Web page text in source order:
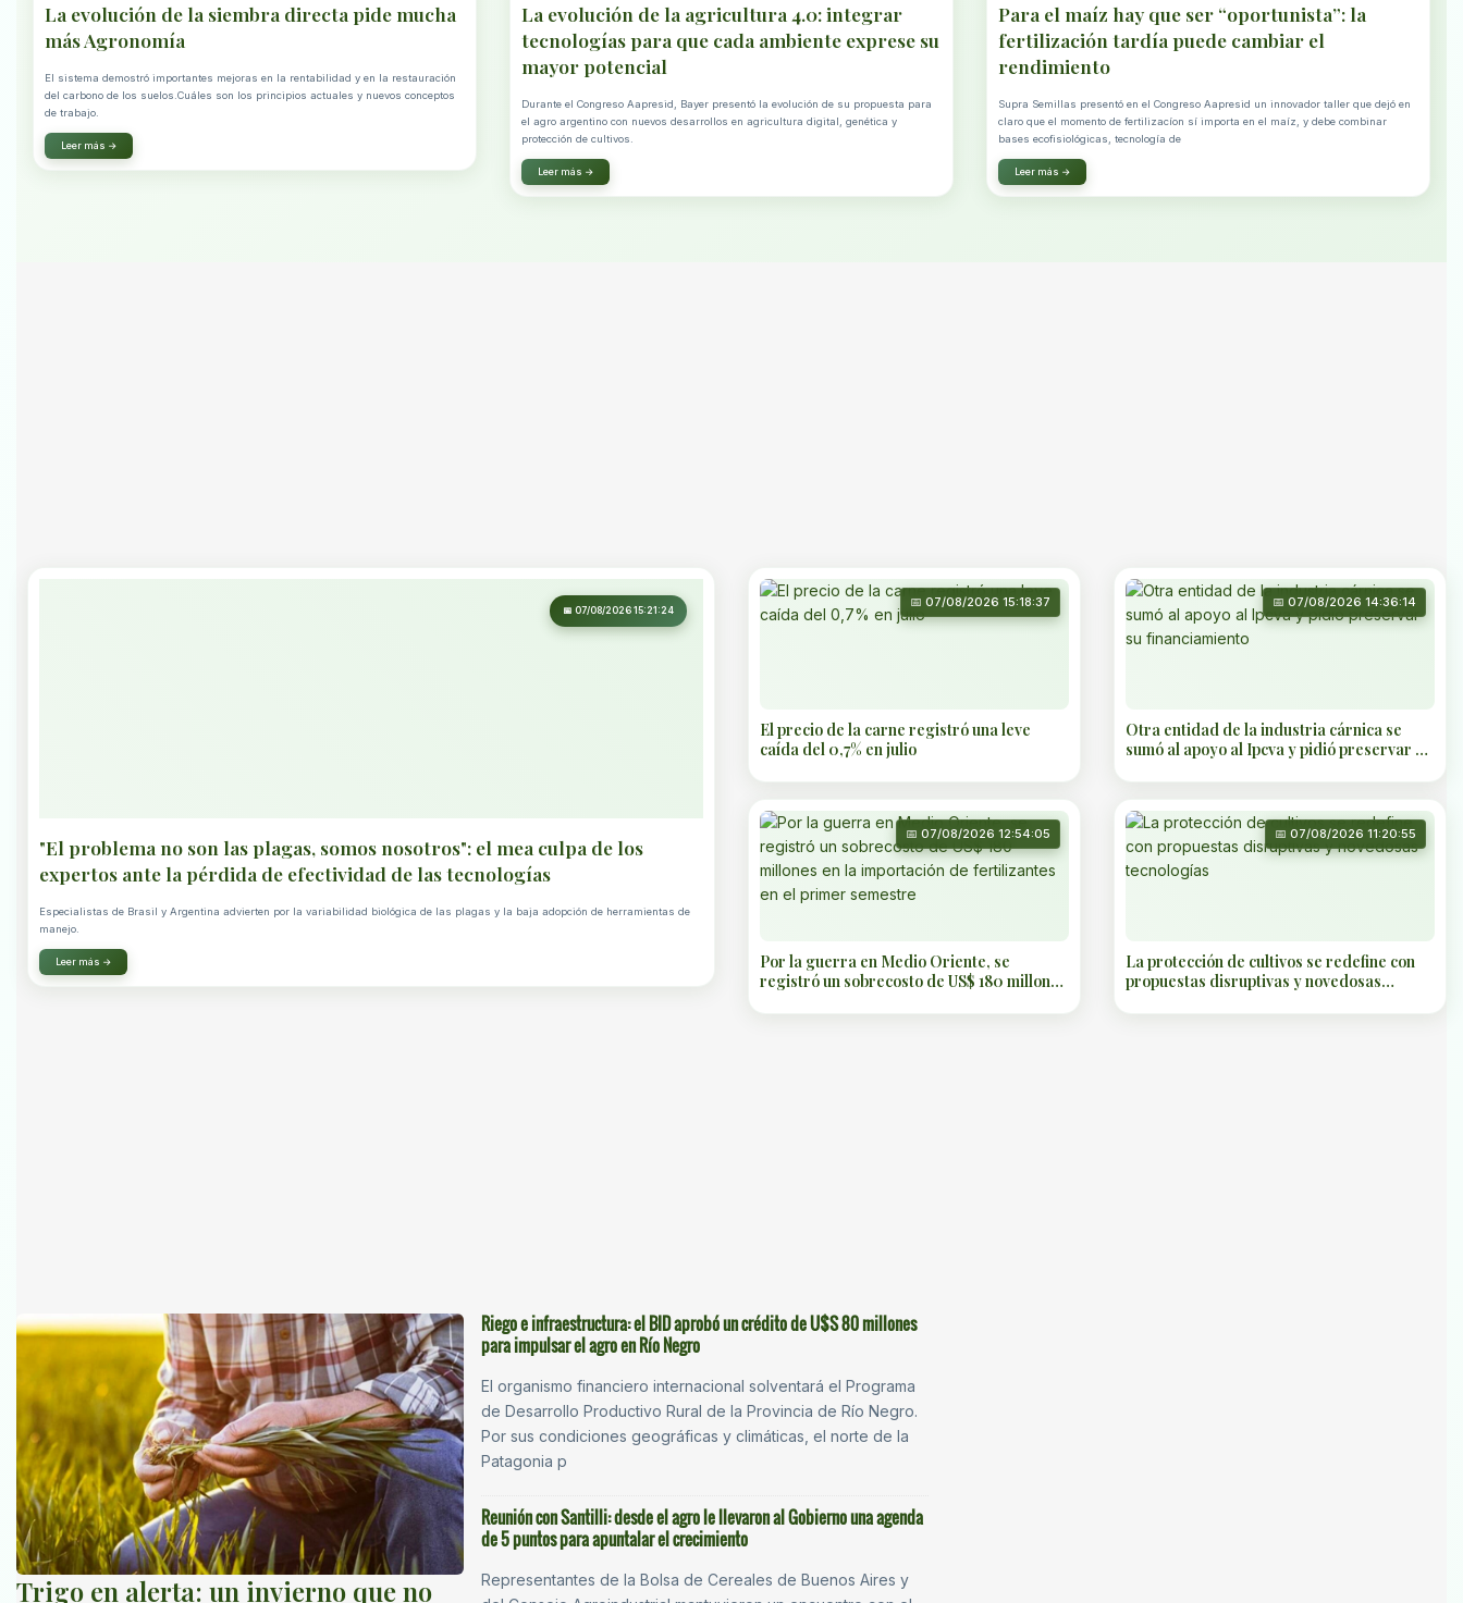
La evolución de la siembra directa pide mucha
más Agronomía
El sistema demostró importantes mejoras en la rentabilidad y en la restauración
del carbono de los suelos.Cuáles son los principios actuales y nuevos conceptos
de trabajo.
Leer más →
La evolución de la agricultura 4.0: integrar
tecnologías para que cada ambiente exprese su
mayor potencial
Durante el Congreso Aapresid, Bayer presentó la evolución de su propuesta para
el agro argentino con nuevos desarrollos en agricultura digital, genética y
protección de cultivos.
Leer más →
Para el maíz hay que ser “oportunista”: la
fertilización tardía puede cambiar el
rendimiento
Supra Semillas presentó en el Congreso Aapresid un innovador taller que dejó en
claro que el momento de fertilizacíon sí importa en el maíz, y debe combinar
bases ecofisiológicas, tecnología de
Leer más →
📅 07/08/2026 15:21:24
"El problema no son las plagas, somos nosotros": el mea culpa de los
expertos ante la pérdida de efectividad de las tecnologías
Especialistas de Brasil y Argentina advierten por la variabilidad biológica de las plagas y la baja adopción de herramientas de
manejo.
Leer más →
📅 07/08/2026 15:18:37
El precio de la carne registró una leve
caída del 0,7% en julio
📅 07/08/2026 14:36:14
Otra entidad de la industria cárnica se
sumó al apoyo al Ipcva y pidió preservar su
📅 07/08/2026 12:54:05
Por la guerra en Medio Oriente, se
registró un sobrecosto de US$ 180 millones
primer semestre
📅 07/08/2026 11:20:55
La protección de cultivos se redefine con
propuestas disruptivas y novedosas
Trigo en alerta: un invierno que no
Riego e infraestructura: el BID aprobó un crédito de U$S 80 millones
para impulsar el agro en Río Negro
El organismo financiero internacional solventará el Programa
de Desarrollo Productivo Rural de la Provincia de Río Negro.
Por sus condiciones geográficas y climáticas, el norte de la
Patagonia p
Reunión con Santilli: desde el agro le llevaron al Gobierno una agenda
de 5 puntos para apuntalar el crecimiento
Representantes de la Bolsa de Cereales de Buenos Aires y